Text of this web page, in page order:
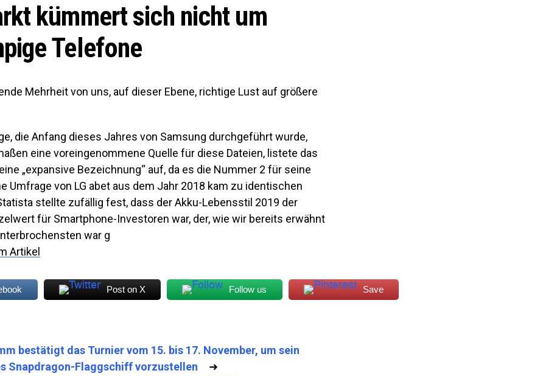
kümmert sich nicht um
Telefone
Mehrheit von uns, auf dieser Ebene, richtige Lust auf größere
die Anfang dieses Jahres von Samsung durchgeführt wurde,
eine voreingenommene Quelle für diese Dateien, listete das
„expansive Bezeichnung“ auf, da es die Nummer 2 für seine
Umfrage von LG abet aus dem Jahr 2018 kam zu identischen
stellte zufällig fest, dass der Akku-Lebensstil 2019 der
für Smartphone-Investoren war, der, wie wir bereits erwähnt
war g
Artikel
Post on X Follow us Save
bestätigt das Turnier vom 15. bis 17. November, um sein
Snapdragon-Flaggschiff vorzustellen ➜